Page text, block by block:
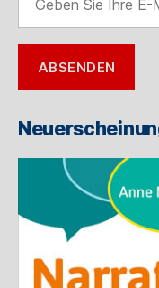
Sie
Ihre
E-
Mail-
Adresse
ABSENDEN